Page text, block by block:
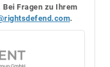
Fragen zu Ihrem
.